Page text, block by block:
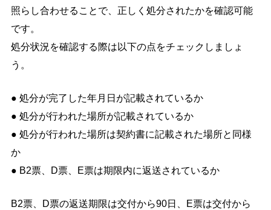
照らし合わせることで、正しく処分されたかを確認可能
です。
処分状況を確認する際は以下の点をチェックしましょ
う。
● 処分が完了した年月日が記載されているか
● 処分が行われた場所が記載されているか
● 処分が行われた場所は契約書に記載された場所と同様
か
● B2票、D票、E票は期限内に返送されているか
B2票、D票の返送期限は交付から90日、E票は交付から